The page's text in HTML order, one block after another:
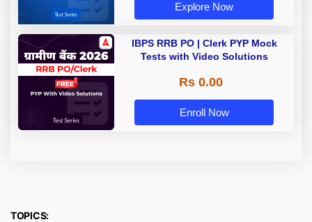
Explore Now
IBPS RRB PO | Clerk PYP Mock
Tests with Video Solutions
Rs 0.00
Enroll Now
TOPICS: